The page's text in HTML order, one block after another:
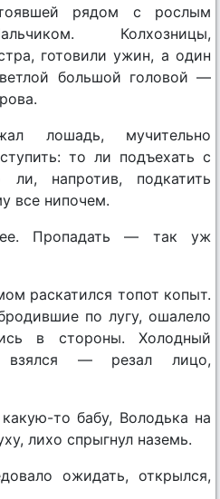
рядом с рослым
Колхозницы,
готовили ужин, а один
большой головой —
лошадь, мучительно
то ли подъехать с
ли, напротив, подкатить
все нипочем.
Пропадать — так уж
раскатился топот копыт.
по лугу, ошалело
в стороны. Холодный
взялся — резал лицо,
то бабу, Володька на
лихо спрыгнул наземь.
ожидать, открылся,